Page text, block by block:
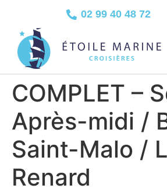
02 99 40 48 72
COMPLET –
Après-midi /
Saint-Malo /
Renard